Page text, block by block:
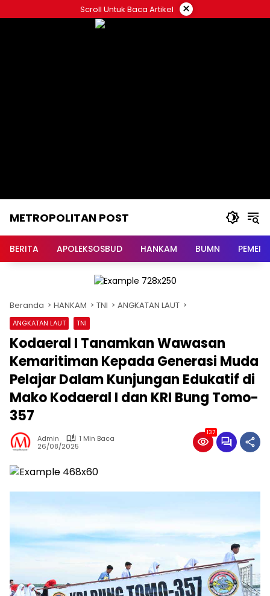
ke
Scroll Untuk Baca Artikel ×
METROPOLITAN POST
BERITA APOLEKSOSBUD HANKAM BUMN
Beranda HANKAM TNI ANGKATAN LAUT
ANGKATAN LAUT TNI
Kodaeral I Tanamkan Wawasan
Kemaritiman Kepada Generasi Muda
Pelajar Dalam Kunjungan Edukatif di
Mako Kodaeral I dan KRI Bung Tomo-
357
Admin
1 Min Baca
26/08/2025
137